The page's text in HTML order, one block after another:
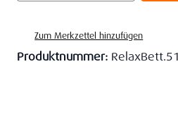
Zum Merkzettel hinzufügen
Produktnummer: